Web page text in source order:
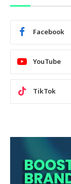
Facebook
YouTube
TikTok